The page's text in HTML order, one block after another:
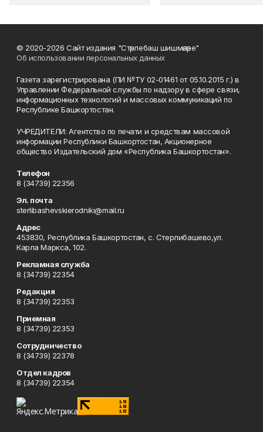
© 2020-2026 Сайт издания "Стәрлебаш шишмәләре"
Об использовании персональных данных
Газета зарегистрирована (ПИ №ТУ 02-01461 от 05.10.2015 г.) в
Управлении Федеральной службы по надзору в сфере связи,
информационных технологий и массовых коммуникаций по
Республике Башкортостан.
УЧРЕДИТЕЛИ: Агентство по печати и средствам массовой
информации Республики Башкортостан, Акционерное
общество Издательский дом «Республика Башкортостан».
Телефон
8 (34739) 22356
Эл. почта
sterlibashevskierodniki@mail.ru
Адрес
453830, Республика Башкортостан, c. Стерлибашево,ул.
Карла Маркса, 102.
Рекламная служба
8 (34739) 22354
Редакция
8 (34739) 22353
Приемная
8 (34739) 22353
Сотрудничество
8 (34739) 22378
Отдел кадров
8 (34739) 22354